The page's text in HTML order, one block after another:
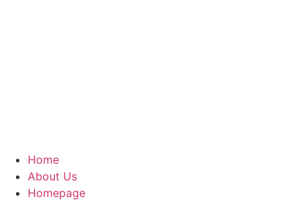
Home
About Us
Homepage